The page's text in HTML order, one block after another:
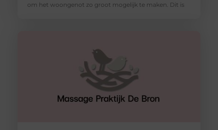
om het woongenot zo groot mogelijk te maken. Dit is